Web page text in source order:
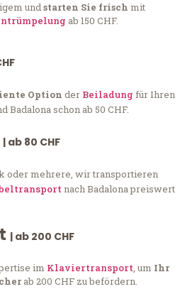
undstarten Sie frisch mit
ab 150 CHF.
Option der Beiladung für Ihren
Badalona schon ab 50 CHF.
| ab 80 CHF
oder mehrere, wir transportieren
nach Badalona preiswert
| ab 200 CHF
im Klaviertransport, um Ihr
ab 200 CHF zu befördern.